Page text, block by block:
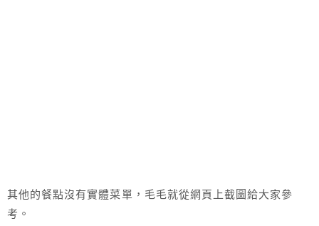
其他的餐點沒有實體菜單，毛毛就從網頁上截圖給大家參
考。